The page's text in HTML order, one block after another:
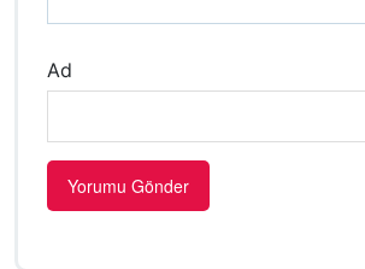
Ad